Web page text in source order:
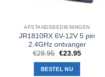
AFSTANDSBEDIENINGEN
JR1810RX 6V-12V 5 pin
2.4GHz ontvanger
€29.95 Oorspronkelijke
was:
€29.95.
€23.95Huidige
BESTEL NU